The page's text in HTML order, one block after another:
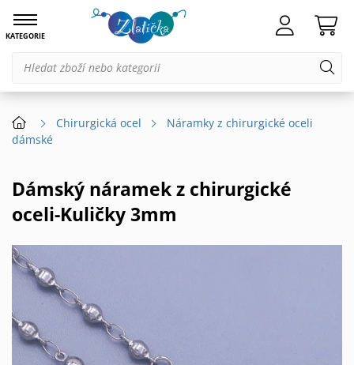
KATEGORIE
Chirurgická ocel
Náramky z chirurgické oceli
dámské
Dámský náramek z chirurgické
oceli-Kuličky 3mm